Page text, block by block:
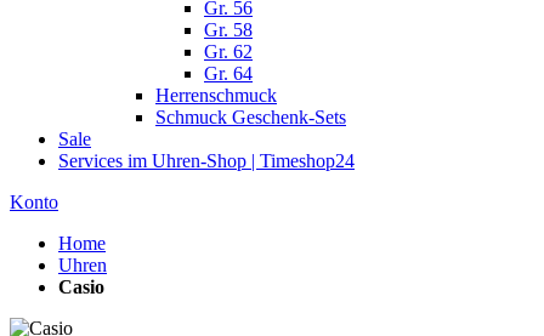
Gr. 56
Gr. 58
Gr. 62
Gr. 64
Herrenschmuck
Schmuck Geschenk-Sets
Sale
Services im Uhren-Shop | Timeshop24
Konto
Home
Uhren
Casio